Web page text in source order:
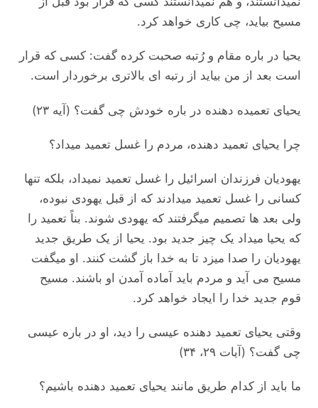
مسیح بیاید، چی کاری خواهد کرد.
یحیا در باره مقام و رُتبه صحبت کرده گفت: کسی که قرار
است بعد از من بیاید از رتبه ای بالاتری برخوردار است.
یحیای تعمیده دهنده در باره خودش چی گفت؟ (آیه ۲۳)
چرا یحیای تعمید دهنده، مردم را غسل تعمید میداد؟
یهودیان فرزندان اسرائیل را غسل تعمید نمیداد، بلکه تنها
کسانی را غسل تعمید میدادند که از قبل یهودی نبوده،
ولی بعد ها تصمیم میگرفتند که یهودی شوند. بناً تعمید را
که یحیا میداد یک چیز جدید بود. یحیا از یک طریق جدید
یهودیان را صدا میزد تا به خدا باز گشت کنند. او میگفت
مسیح می آید و مردم باید آماده آمدن او باشند. مسيح
قوم جدید خدا را ایجاد خواهد کرد.
وقتی یحیای تعمید دهنده عیسی را دید، او در باره عیسی
چی گفت؟ (آیات ۲۹، ۳۴)
ما باید از کدام طریق مانند یحیای تعمید دهنده باشیم؟